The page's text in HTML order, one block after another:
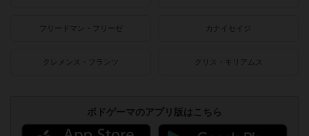
フリードマン・フリーゼ カナイセイジ
クレメンス・フランツ クリス・キリアムス
ボドゲーマのアプリ版はこちら